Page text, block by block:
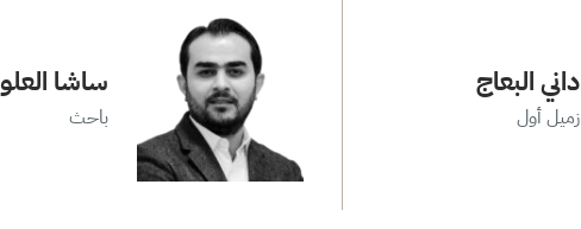
داني البعاج
زميل أول
ساشا العلو
باحث